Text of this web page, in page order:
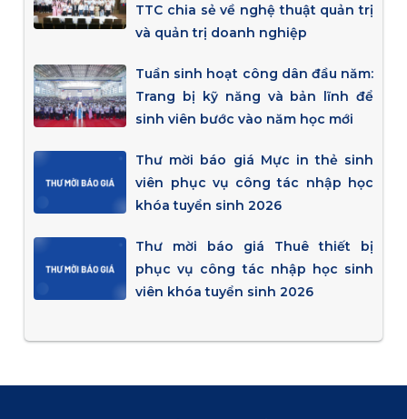
TTC chia sẻ về nghệ thuật quản trị
và quản trị doanh nghiệp
Tuần sinh hoạt công dân đầu năm:
Trang bị kỹ năng và bản lĩnh để
sinh viên bước vào năm học mới
Thư mời báo giá Mực in thẻ sinh
viên phục vụ công tác nhập học
khóa tuyển sinh 2026
Thư mời báo giá Thuê thiết bị
phục vụ công tác nhập học sinh
viên khóa tuyển sinh 2026